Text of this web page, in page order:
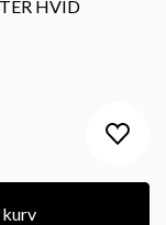
HVID